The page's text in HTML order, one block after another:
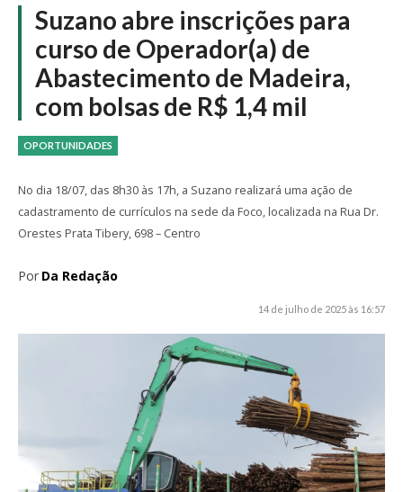
Suzano abre inscrições para
curso de Operador(a) de
Abastecimento de Madeira,
com bolsas de R$ 1,4 mil
OPORTUNIDADES
No dia 18/07, das 8h30 às 17h, a Suzano realizará uma ação de
cadastramento de currículos na sede da Foco, localizada na Rua Dr.
Orestes Prata Tibery, 698 – Centro
Por Da Redação
14 de julho de 2025 às 16:57